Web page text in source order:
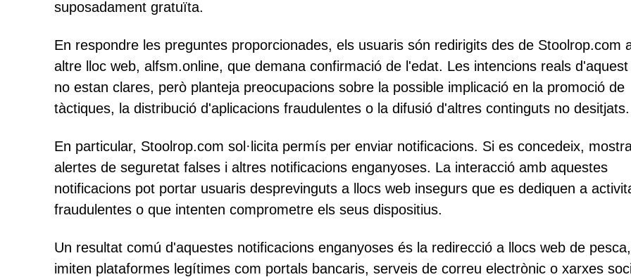
suposadament gratuïta.
En respondre les preguntes proporcionades, els usuaris són redirigits des de Stoolrop.com
altre lloc web, alfsm.online, que demana confirmació de l'edat. Les intencions reals d'aquest
no estan clares, però planteja preocupacions sobre la possible implicació en la promoció de
tàctiques, la distribució d'aplicacions fraudulentes o la difusió d'altres continguts no desitjats.
En particular, Stoolrop.com sol·licita permís per enviar notificacions. Si es concedeix,
alertes de seguretat falses i altres notificacions enganyoses. La interacció amb aquestes
notificacions pot portar usuaris desprevinguts a llocs web insegurs que es dediquen a
fraudulentes o que intenten comprometre els seus dispositius.
Un resultat comú d'aquestes notificacions enganyoses és la redirecció a llocs web de
imiten plataformes legítimes com portals bancaris, serveis de correu electrònic o xarxes